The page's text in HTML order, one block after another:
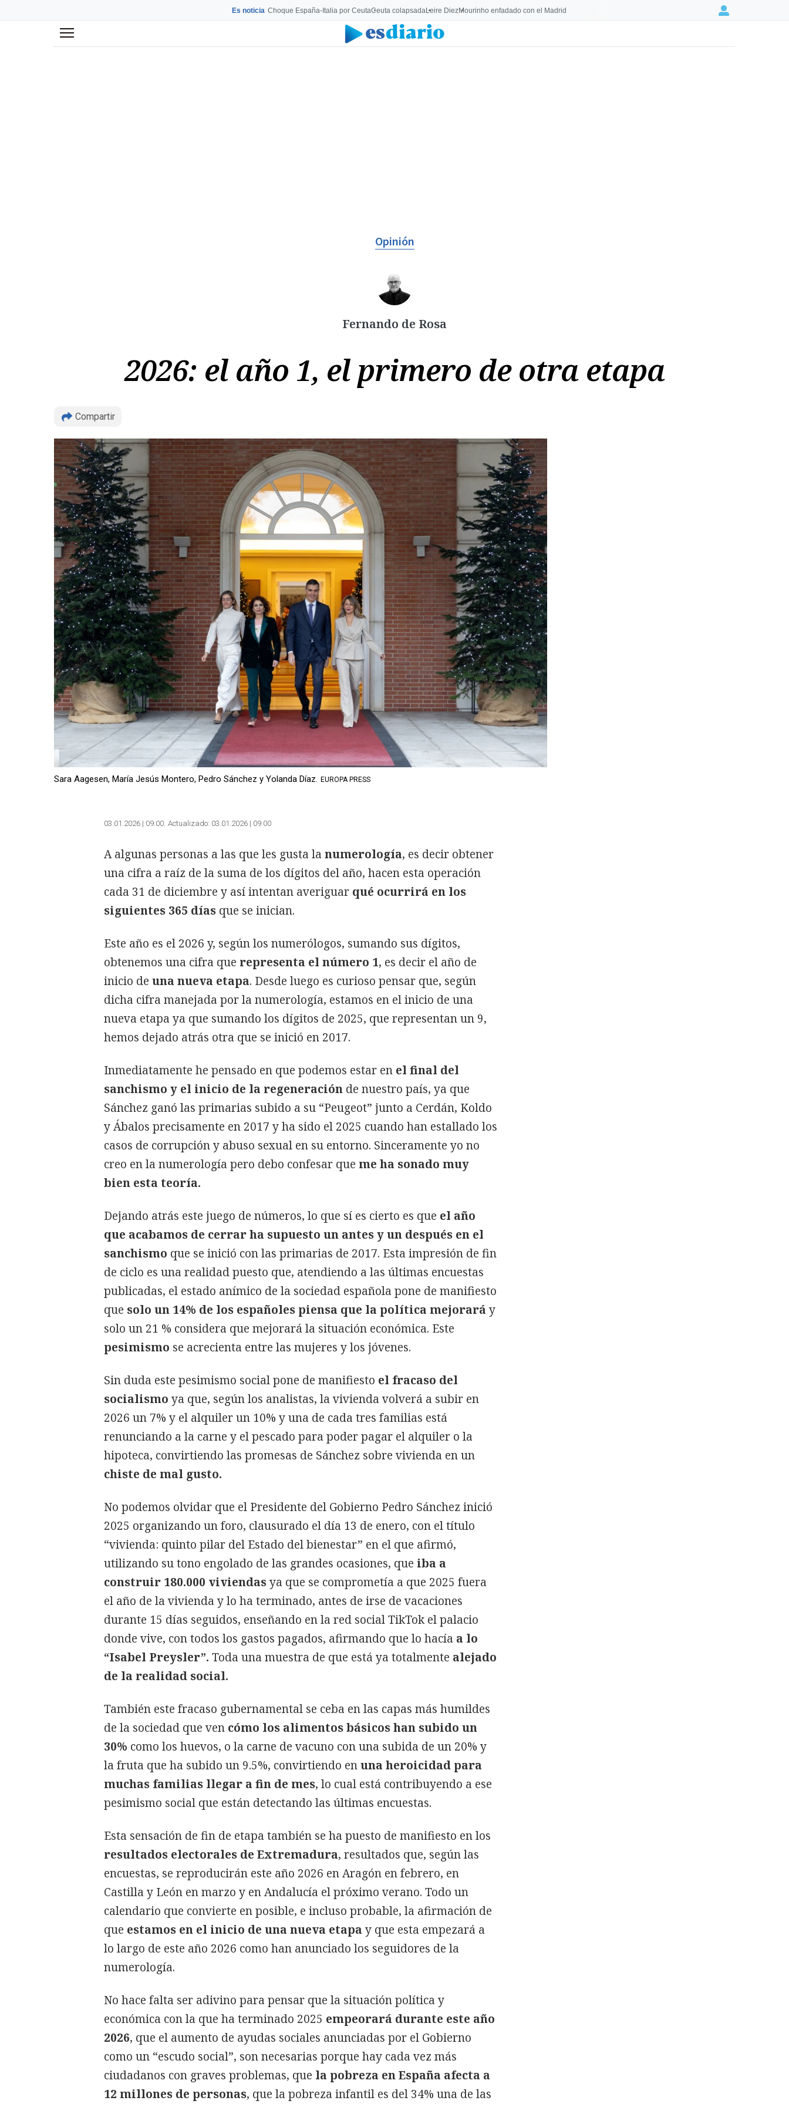
Es noticia Choque España-Italia por CeutaCeuta colapsadaLeire DiezMourinho enfadado con el Madrid Login
Menú
Opinión
Fernando de Rosa
2026: el año 1, el primero de otra etapa
Compartir
Sara Aagesen, María Jesús Montero, Pedro Sánchez y Yolanda Díaz. EUROPA PRESS
03.01.2026 | 09:00 Actualizado: 03.01.2026 | 09:00
A algunas personas a las que les gusta la numerología, es decir obtener
una cifra a raíz de la suma de los dígitos del año, hacen esta operación
cada 31 de diciembre y así intentan averiguar qué ocurrirá en los
siguientes 365 días que se inician.
Este año es el 2026 y, según los numerólogos, sumando sus dígitos,
obtenemos una cifra que representa el número 1, es decir el año de
inicio de una nueva etapa. Desde luego es curioso pensar que, según
dicha cifra manejada por la numerología, estamos en el inicio de una
nueva etapa ya que sumando los dígitos de 2025, que representan un 9,
hemos dejado atrás otra que se inició en 2017.
Inmediatamente he pensado en que podemos estar en el final del
sanchismo y el inicio de la regeneración de nuestro país, ya que
Sánchez ganó las primarias subido a su “Peugeot” junto a Cerdán, Koldo
y Ábalos precisamente en 2017 y ha sido el 2025 cuando han estallado los
casos de corrupción y abuso sexual en su entorno. Sinceramente yo no
creo en la numerología pero debo confesar que me ha sonado muy
bien esta teoría.
Dejando atrás este juego de números, lo que sí es cierto es que el año
que acabamos de cerrar ha supuesto un antes y un después en el
sanchismo que se inició con las primarias de 2017. Esta impresión de fin
de ciclo es una realidad puesto que, atendiendo a las últimas encuestas
publicadas, el estado anímico de la sociedad española pone de manifiesto
que solo un 14% de los españoles piensa que la política mejorará y
solo un 21 % considera que mejorará la situación económica. Este
pesimismo se acrecienta entre las mujeres y los jóvenes.
Sin duda este pesimismo social pone de manifiesto el fracaso del
socialismo ya que, según los analistas, la vivienda volverá a subir en
2026 un 7% y el alquiler un 10% y una de cada tres familias está
renunciando a la carne y el pescado para poder pagar el alquiler o la
hipoteca, convirtiendo las promesas de Sánchez sobre vivienda en un
chiste de mal gusto.
No podemos olvidar que el Presidente del Gobierno Pedro Sánchez inició
2025 organizando un foro, clausurado el día 13 de enero, con el título
“vivienda: quinto pilar del Estado del bienestar” en el que afirmó,
utilizando su tono engolado de las grandes ocasiones, que iba a
construir 180.000 viviendasya que se comprometía a que 2025 fuera
el año de la vivienda y lo ha terminado, antes de irse de vacaciones
durante 15 días seguidos, enseñando en la red social TikTok el palacio
donde vive, con todos los gastos pagados, afirmando que lo hacía a lo
“Isabel Preysler”. Toda una muestra de que está ya totalmente alejado
de la realidad social.
También este fracaso gubernamental se ceba en las capas más humildes
de la sociedad que ven cómo los alimentos básicos han subido un
30% como los huevos, o la carne de vacuno con una subida de un 20% y
la fruta que ha subido un 9.5%, convirtiendo enuna heroicidad para
muchas familias llegar a fin de mes, lo cual está contribuyendo a ese
pesimismo social que están detectando las últimas encuestas.
Esta sensación de fin de etapa también se ha puesto de manifiesto en los
resultados electorales de Extremadura, resultados que, según las
encuestas, se reproducirán este año 2026 en Aragón en febrero, en
Castilla y León en marzo y en Andalucía el próximo verano. Todo un
calendario que convierte en posible, e incluso probable, la afirmación de
que estamos en el inicio de una nueva etapa y que esta empezará a
lo largo de este año 2026 como han anunciado los seguidores de la
numerología.
No hace falta ser adivino para pensar que la situación política y
económica con la que ha terminado 2025 empeorará durante este año
2026, que el aumento de ayudas sociales anunciadas por el Gobierno
como un “escudo social”, son necesarias porque hay cada vez más
ciudadanos con graves problemas, que la pobreza en España afecta a
12 millones de personas, que la pobreza infantil es del 34% una de las